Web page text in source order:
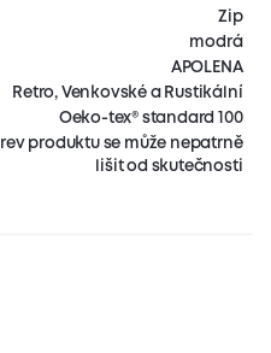
Zip
modrá
APOLENA
Retro, Venkovské a Rustikální
Oeko-tex® standard 100
produktu se může nepatrně
lišit od skutečnosti